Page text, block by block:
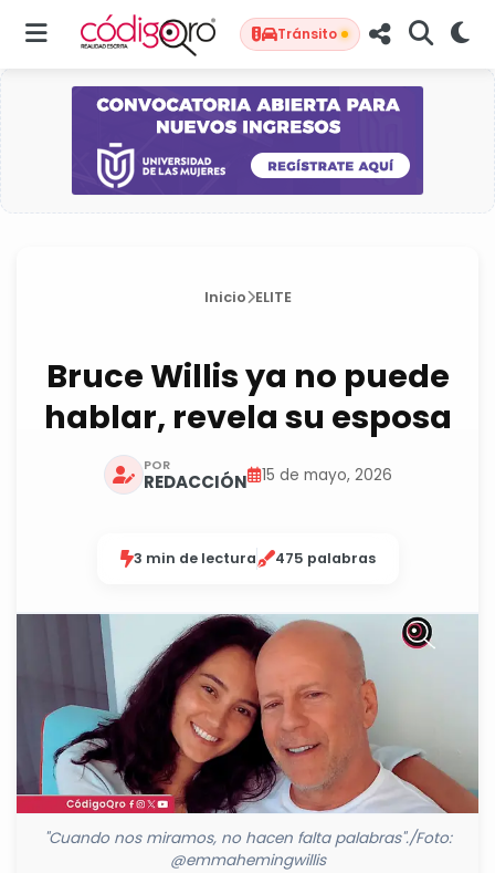
Tránsito
Inicio ELITE
Bruce Willis ya no puede
hablar, revela su esposa
POR
REDACCIÓN 15 de mayo, 2026
3 min de lectura 475 palabras
"Cuando nos miramos, no hacen falta palabras"./Foto:
@emmahemingwillis